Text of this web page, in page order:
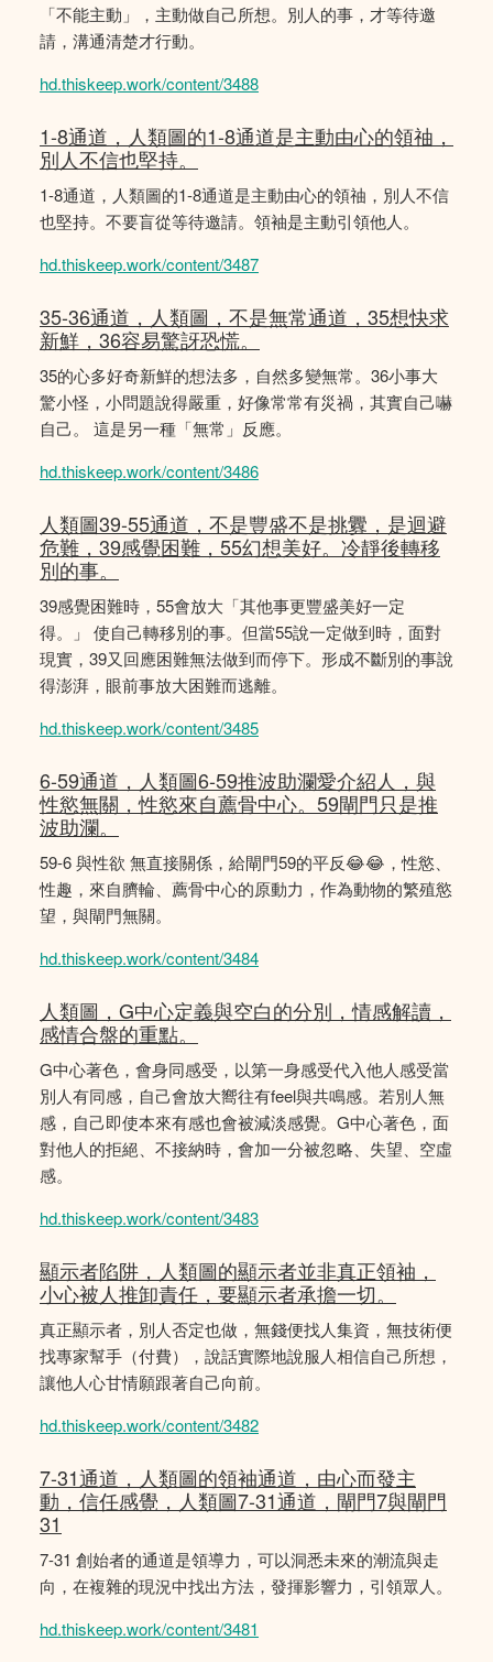
「不能主動」，主動做自己所想。別人的事，才等待邀
請，溝通清楚才行動。
hd.thiskeep.work/content/3488
1-8通道，人類圖的1-8通道是主動由心的領䄂，
別人不信也堅持。
1-8通道，人類圖的1-8通道是主動由心的領䄂，別人不信
也堅持。不要盲從等待邀請。領袖是主動引領他人。
hd.thiskeep.work/content/3487
35-36通道，人類圖，不是無常通道，35想快求
新鮮，36容易驚訝恐慌。
35的心多好奇新鮮的想法多，自然多變無常。36小事大
驚小怪，小問題說得嚴重，好像常常有災禍，其實自己嚇
自己。 這是另一種「無常」反應。
hd.thiskeep.work/content/3486
人類圖39-55通道，不是豐盛不是挑釁，是迴避
危難，39感覺困難，55幻想美好。冷靜後轉移
別的事。
39感覺困難時，55會放大「其他事更豐盛美好一定
得。」 使自己轉移別的事。但當55說一定做到時，面對
現實，39又回應困難無法做到而停下。形成不斷別的事說
得澎湃，眼前事放大困難而逃離。
hd.thiskeep.work/content/3485
6-59通道，人類圖6-59推波助瀾愛介紹人，與
性慾無關，性慾來自薦骨中心。59閘門只是推
波助瀾。
59-6 與性欲 無直接關係，給閘門59的平反😂😂，性慾、
性趣，來自臍輪、薦骨中心的原動力，作為動物的繁殖慾
望，與閘門無關。
hd.thiskeep.work/content/3484
人類圖，G中心定義與空白的分別，情感解讀，
感情合盤的重點。
G中心著色，會身同感受，以第一身感受代入他人感受當
別人有同感，自己會放大嚮往有feel與共鳴感。若別人無
感，自己即使本來有感也會被減淡感覺。G中心著色，面
對他人的拒絕、不接納時，會加一分被忽略、失望、空虛
感。
hd.thiskeep.work/content/3483
顯示者陷阱，人類圖的顯示者並非真正領袖，
小心被人推卸責任，要顯示者承擔一切。
真正顯示者，別人否定也做，無錢便找人集資，無技術便
找專家幫手（付費），說話實際地說服人相信自己所想，
讓他人心甘情願跟著自己向前。
hd.thiskeep.work/content/3482
7-31通道，人類圖的領袖通道，由心而發主
動，信任感覺，人類圖7-31通道，閘門7與閘門
31
7-31 創始者的通道是領導力，可以洞悉未來的潮流與走
向，在複雜的現況中找出方法，發揮影響力，引領眾人。
hd.thiskeep.work/content/3481